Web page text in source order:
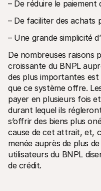
– De réduire le paiement
– De faciliter des achats
– Une grande simplicité
De nombreuses raisons
croissante du BNPL
des plus importantes
que ce système offre.
payer en plusieurs fois
durant lequel ils
s’offrir des biens plus
cause de cet attrait, et,
menée auprès de plus
utilisateurs du BNPL
de crédit.